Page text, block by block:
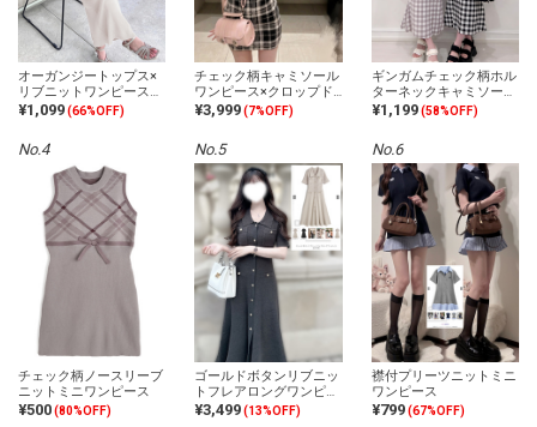
オーガンジートップス×
リブニットワンピースセ
ットアップ
¥1,099(66%OFF)
チェック柄キャミソール
ワンピース×クロップド
トップスニットアンサン
ブル
¥3,999 (7%OFF)
ギンガムチェック柄ホル
ターネックキャミソール
ニットワンピース
¥1,199 (58%OFF)
No.4
チェック柄ノースリーブ
ニットミニワンピース
¥500(80%OFF)
No.5
ゴールドボタンリブニッ
トフレアロングワンピー
ス
¥3,499 (13%OFF)
No.6
襟付プリーツニットミニ
ワンピース
¥799 (67%OFF)